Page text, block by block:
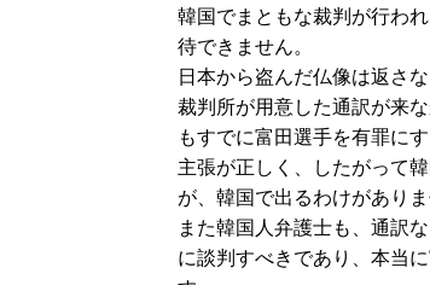
韓国でまともな裁判が行わ
待できません。
日本から盗んだ仏像は返さ
裁判所が用意した通訳が来
もすでに富田選手を有罪に
主張が正しく、したがって
が、韓国で出るわけがありま
また韓国人弁護士も、通訳
に談判すべきであり、本当